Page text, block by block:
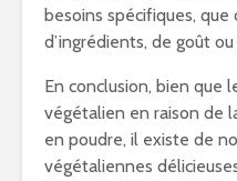
besoins spécifiques,
d’ingrédients, de goût
En conclusion, bien que
végétalien en raison de
en poudre, il existe de
végétaliennes